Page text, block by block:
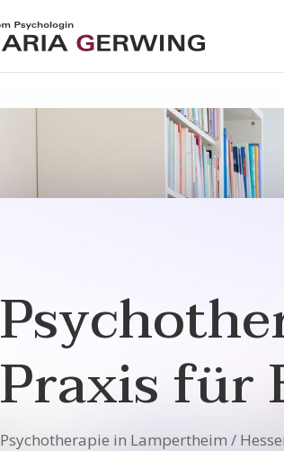
Praxis für
Psychotherapie in Lampertheim /